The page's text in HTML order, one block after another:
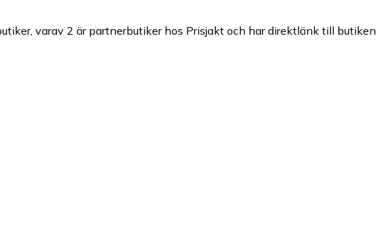
varav 2 är partnerbutiker hos Prisjakt och har direktlänk till butiken.